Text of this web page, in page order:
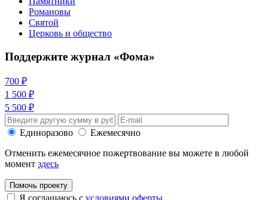
Романовы
Святой
Церковь и общество
Поддержите журнал «Фома»
700 ₽
1 500 ₽
5 500 ₽
Единоразово
Ежемесячно
Отменить ежемесячное пожертвование вы можете в любой
момент здесь
Помочь проекту